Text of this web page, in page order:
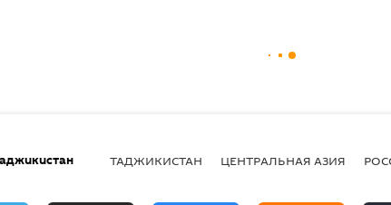
ТАДЖИКИСТАН ЦЕНТРАЛЬНАЯ АЗИЯ